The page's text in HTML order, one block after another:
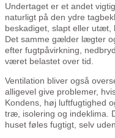
Undertaget er et andet
naturligt på den ydre
beskadiget, slapt eller utæt,
Det samme gælder lægter
efter fugtpåvirkning,
været belastet over tid.
Ventilation bliver også
alligevel give problemer,
Kondens, høj luftfugtighed
træ, isolering og indeklima.
huset føles fugtigt, selv